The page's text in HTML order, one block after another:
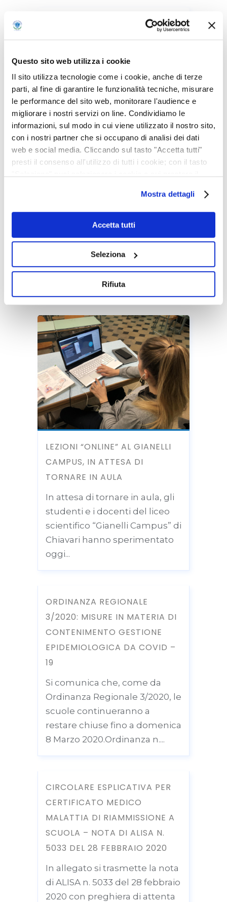
Questo sito web utilizza i cookie
Il sito utilizza tecnologie come i cookie, anche di terze
parti, al fine di garantire le funzionalità tecniche, misurare
le performance del sito web, monitorare l'audience e
migliorare i nostri servizi on line. Condividiamo le
informazioni, sul modo in cui viene utilizzato il nostro sito,
con i nostri partner che si occupano di analisi dei dati
web e social media. Cliccando sul tasto "Accetta tutti"
presti il consenso all'utilizzo di tutti i cookie; con il tasto
destra puoi continuare la navigazione solo con l'utilizzo
dei cookie necessari. Per saperne di più ed
eventualmente modificare il tuo consenso, consulta
l'Informativa su
consenso in qualsiasi momento, accedendo al pannello
Mostra Dettagli.
Mostra dettagli
Accetta tutti
Seleziona
Rifiuta
DIDATTICA A DISTANZA
SETTIMANA 9 – 13 MARZO 2020
Si comunica, in allegato,
l'orario scolastico delle lezioni
online previste nel periodo dal
09/03/2020 al 13/03/2020.
ORARIO SCOLASTICO LEZIONI
ONLINE DAL 09.03.2020...
LEZIONI “ONLINE” AL GIANELLI
CAMPUS, IN ATTESA DI
TORNARE IN AULA
In attesa di tornare in aula, gli
studenti e i docenti del liceo
scientifico “Gianelli Campus” di
Chiavari hanno sperimentato
oggi...
ORDINANZA REGIONALE
3/2020: MISURE IN MATERIA DI
CONTENIMENTO GESTIONE
EPIDEMIOLOGICA DA COVID –
19
Si comunica che, come da
Ordinanza Regionale 3/2020, le
scuole continueranno a
restare chiuse fino a domenica
8 Marzo 2020.Ordinanza n....
CIRCOLARE ESPLICATIVA PER
CERTIFICATO MEDICO
MALATTIA DI RIAMMISSIONE A
SCUOLA – NOTA DI ALISA N.
5033 DEL 28 FEBBRAIO 2020
In allegato si trasmette la nota
di ALISA n. 5033 del 28 febbraio
2020 con preghiera di attenta